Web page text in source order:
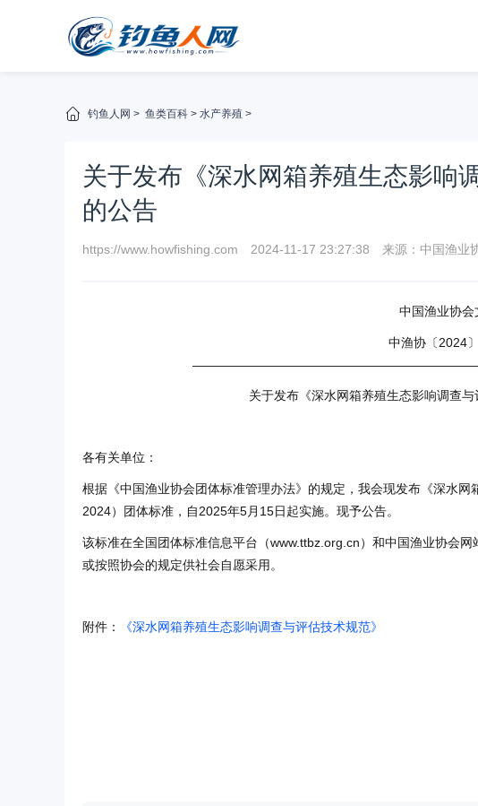
钓鱼人网 > 鱼类百科 > 水产养殖 >
关于发布《深水网箱养殖生态影响
的公告
https://www.howfishing.com 2024-11-17 23:27:38 来源：中国渔业
中国渔业协会
中渔协〔2024
关于发布《深水网箱养殖生态影响调查
各有关单位：
根据《中国渔业协会团体标准管理办法》的规定，我会现发布《深水
2024）团体标准，自2025年5月15日起实施。现予公告。
该标准在全国团体标准信息平台（www.ttbz.org.cn）和中国渔业协会
或按照协会的规定供社会自愿采用。
附件： 《深水网箱养殖生态影响调查与评估技术规范》